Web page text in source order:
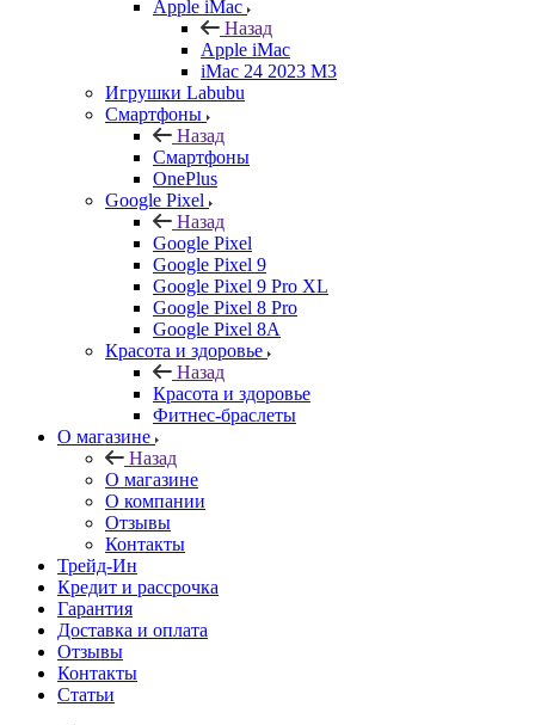
Apple iMac
Назад
Apple iMac
iMac 24 2023 M3
Игрушки Labubu
Смартфоны
Назад
Смартфоны
OnePlus
Google Pixel
Назад
Google Pixel
Google Pixel 9
Google Pixel 9 Pro XL
Google Pixel 8 Pro
Google Pixel 8A
Красота и здоровье
Назад
Красота и здоровье
Фитнес-браслеты
О магазине
Назад
О магазине
О компании
Отзывы
Контакты
Трейд-Ин
Кредит и рассрочка
Гарантия
Доставка и оплата
Отзывы
Контакты
Статьи